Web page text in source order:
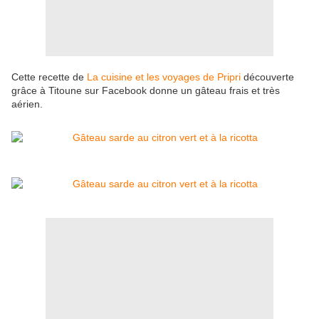
Cette recette de La cuisine et les voyages de Pripri découverte
grâce à Titoune sur Facebook donne un gâteau frais et très
aérien.